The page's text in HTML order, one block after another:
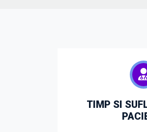
TIMP SI